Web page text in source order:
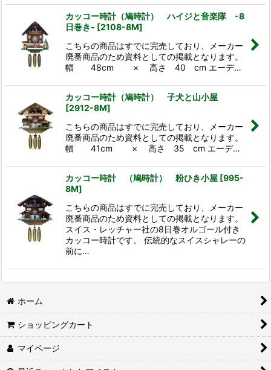
カッコー時計（鳩時計） ハイジと音楽隊 -8
日巻き- [2108-8M]
こちらの商品はすでに完売しており、メーカー
廃番商品のため資料としての掲載となります。
幅 48cm × 高さ 40 cm エーデ…
カッコー時計（鳩時計） 子犬と山小屋
[2912-8M]
こちらの商品はすでに完売しており、メーカー
廃番商品のため資料としての掲載となります。
幅 41cm × 高さ 35 cm エーデ…
カッコー時計 （鳩時計） 粉ひき小屋 [995-
8M]
こちらの商品はすでに完売しており、メーカー
廃番商品のため資料としての掲載となります。
スイス・レッチャー社の8日巻オルゴール付き
カッコー時計です。 伝統的なスイスシャレーの
前に…
ホーム
ショッピングカート
マイページ